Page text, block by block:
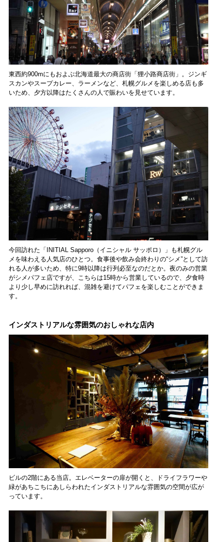
東西約900mにもおよぶ北海道最大の商店街「狸小路商店街」。ジンギ
スカンやスープカレー、ラーメンなど、札幌グルメを楽しめる店も多
いため、夕方以降はたくさんの人で賑わいを見せています。
今回訪れた「INITIAL Sapporo（イニシャル サッポロ）」も札幌グル
メを味わえる人気店のひとつ。食事後や飲み会終わりの“シメ”として訪
れる人が多いため、特に9時以降は行列必至なのだとか。夜のみの営業
がシメパフェ店ですが、こちらは15時から営業しているので、夕食時
より少し早めに訪れれば、混雑を避けてパフェを楽しむことができま
す。
インダストリアルな雰囲気のおしゃれな店内
ビルの2階にある当店。エレベーターの扉が開くと、ドライフラワーや
緑があちこちにあしらわれたインダストリアルな雰囲気の空間が広が
っています。